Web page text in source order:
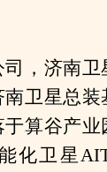
，济南卫
卫星总装
算谷产业
化卫星